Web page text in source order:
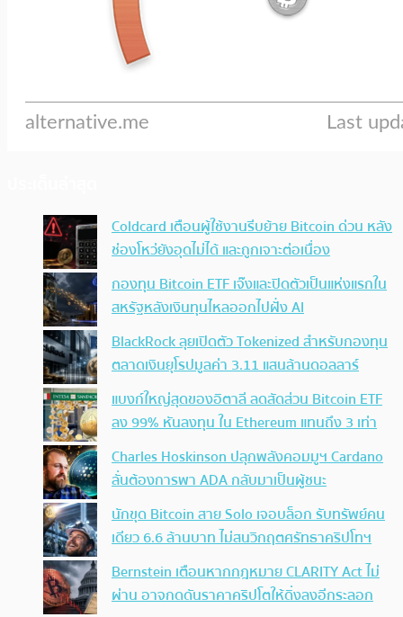
Coldcard เตือนผู้ใช้งานรีบย้าย Bitcoin ด่วน หลัง
ช่องโหว่ยังอุดไม่ได้ และถูกเจาะต่อเนื่อง
กองทุน Bitcoin ETF เจ๊งและปิดตัวเป็นแห่งแรกใน
สหรัฐหลังเงินทุนไหลออกไปฝั่ง AI
BlackRock ลุยเปิดตัว Tokenized สำหรับกองทุน
ตลาดเงินยุโรปมูลค่า 3.11 แสนล้านดอลลาร์
แบงก์ใหญ่สุดของอิตาลี ลดสัดส่วน Bitcoin ETF
ลง 99% หันลงทุน ใน Ethereum แทนถึง 3 เท่า
Charles Hoskinson ปลุกพลังคอมมูฯ Cardano
ลั่นต้องการพา ADA กลับมาเป็นผู้ชนะ
นักขุด Bitcoin สาย Solo เจอบล็อก รับทรัพย์คน
เดียว 6.6 ล้านบาท ไม่สนวิกฤตศรัทธาคริปโทฯ
Bernstein เตือนหากกฎหมาย CLARITY Act ไม่
ผ่าน อาจกดดันราคาคริปโตให้ดิ่งลงอีกระลอก